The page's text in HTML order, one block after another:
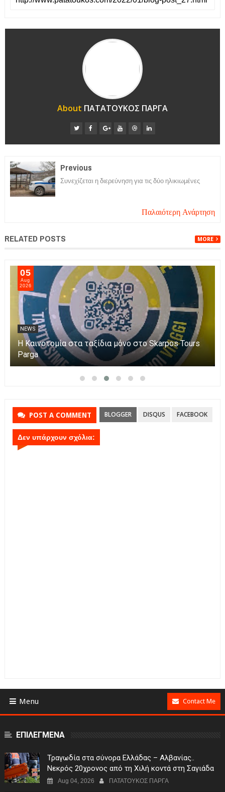
About ΠΑΤΑΤΟΥΚΟΣ ΠΑΡΓΑ
Previous
Συνεχίζεται η διερεύνηση για τις δύο ηλικιωμένες
Παλαιότερη Ανάρτηση
RELATED POSTS MORE
05
Aug
2026
NEWS
Η Καινοτομία στα ταξίδια μόνο στο Skarpos Tours
Parga
POST A COMMENT BLOGGER DISQUS FACEBOOK
Δεν υπάρχουν σχόλια:
Menu Contact Me
ΕΠΙΛΕΓΜΕΝΑ
Τραγωδία στα σύνορα Ελλάδας – Αλβανίας..
Νεκρός 20χρονος από τη Χιλή κοντά στη Σαγιάδα
Aug 04, 2026 ΠΑΤΑΤΟΥΚΟΣ ΠΑΡΓΑ